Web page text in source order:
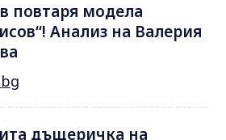
повтаря модела
Анализ на Валерия
дъщеричка на